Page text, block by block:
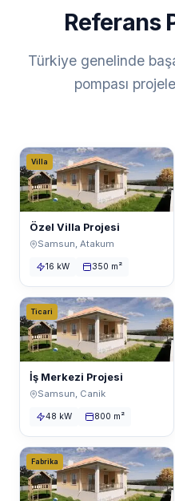
Referans
Türkiye genelinde
pompası
Villa
Özel Villa Projesi
Samsun, Atakum
16 kW 350 m²
Ticari
İş Merkezi Projesi
Samsun, Canik
48 kW 800 m²
Fabrika